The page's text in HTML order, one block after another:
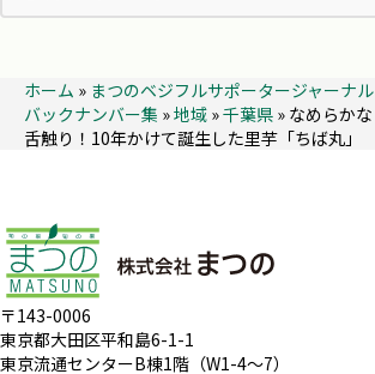
ホーム » まつのベジフルサポータージャーナル
バックナンバー集 »地域 »千葉県 » なめらかな
舌触り！10年かけて誕生した里芋「ちば丸」
〒143-0006
東京都大田区平和島6-1-1
東京流通センターB棟1階（W1-4～7）